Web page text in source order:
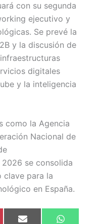
con su segunda
ejecutivo y
Se prevé la
y la discusión de
digitales
y la inteligencia
como la Agencia
Nacional de
2026 se consolida
clave para la
en España.
Compartir